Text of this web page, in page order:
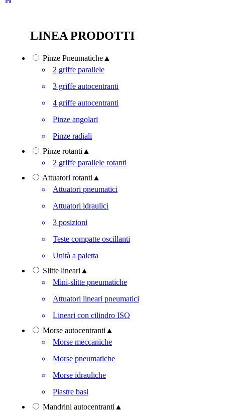
LINEA PRODOTTI
Pinze Pneumatiche ▲
2 griffe parallele
3 griffe autocentranti
4 griffe autocentranti
Pinze angolari
Pinze radiali
Pinze rotanti ▲
2 griffe parallele rotanti
Attuatori rotanti ▲
Attuatori pneumatici
Attuatori idraulici
3 posizioni
Teste compatte oscillanti
Unità a paletta
Slitte lineari ▲
Mini-slitte pneumatiche
Attuatori lineari pneumatici
Lineari con cilindro ISO
Morse autocentranti ▲
Morse meccaniche
Morse pneumatiche
Morse idrauliche
Piastre basi
Mandrini autocentranti ▲